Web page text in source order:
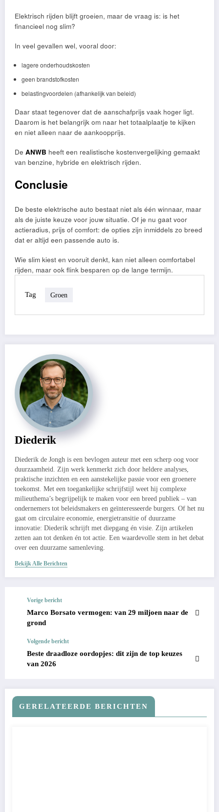
Elektrisch rijden blijft groeien, maar de vraag is: is het
financieel nog slim?
In veel gevallen wel, vooral door:
lagere onderhoudskosten
geen brandstofkosten
belastingvoordelen (afhankelijk van beleid)
Daar staat tegenover dat de aanschafprijs vaak hoger ligt.
Daarom is het belangrijk om naar het totaalplaatje te kijken
en niet alleen naar de aankoopprijs.
De ANWB heeft een realistische kostenvergelijking gemaakt
van benzine, hybride en elektrisch rijden.
Conclusie
De beste elektrische auto bestaat niet als één winnaar, maar
als de juiste keuze voor jouw situatie. Of je nu gaat voor
actieradius, prijs of comfort: de opties zijn inmiddels zo breed
dat er altijd een passende auto is.
Wie slim kiest en vooruit denkt, kan niet alleen comfortabel
rijden, maar ook flink besparen op de lange termijn.
Tag Groen
Diederik
Diederik de Jongh is een bevlogen auteur met een scherp oog voor
duurzaamheid. Zijn werk kenmerkt zich door heldere analyses,
praktische inzichten en een aanstekelijke passie voor een groenere
toekomst. Met een toegankelijke schrijfstijl weet hij complexe
milieuthema’s begrijpelijk te maken voor een breed publiek – van
ondernemers tot beleidsmakers en geïnteresseerde burgers. Of het nu
gaat om circulaire economie, energietransitie of duurzame
innovatie: Diederik schrijft met diepgang én visie. Zijn artikelen
zetten aan tot denken én tot actie. Een waardevolle stem in het debat
over een duurzame samenleving.
Bekijk Alle Berichten
Vorige bericht
Marco Borsato vermogen: van 29 miljoen naar de
grond
Volgende bericht
Beste draadloze oordopjes: dit zijn de top keuzes
van 2026
GERELATEERDE BERICHTEN